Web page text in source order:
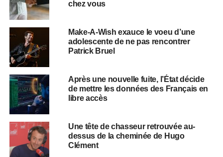
chez vous
Make-A-Wish exauce le voeu d’une
adolescente de ne pas rencontrer
Patrick Bruel
Après une nouvelle fuite, l’État décide
de mettre les données des Français en
libre accès
Une tête de chasseur retrouvée au-
dessus de la cheminée de Hugo
Clément